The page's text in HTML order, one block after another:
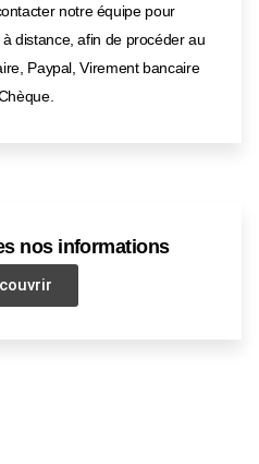
notre équipe pour
distance, afin de procéder au
Paypal, Virement bancaire
nos informations